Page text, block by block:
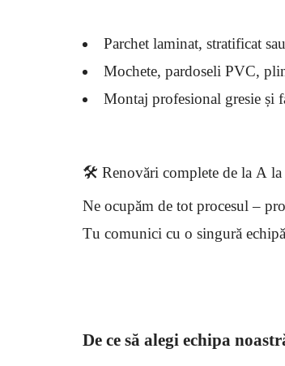
Parchet laminat, stratificat
Mochete, pardoseli PVC,
Montaj profesional gresie și
🛠️ Renovări complete de la A la
Ne ocupăm de tot procesul –
Tu comunici cu o singură
De ce să alegi echipa